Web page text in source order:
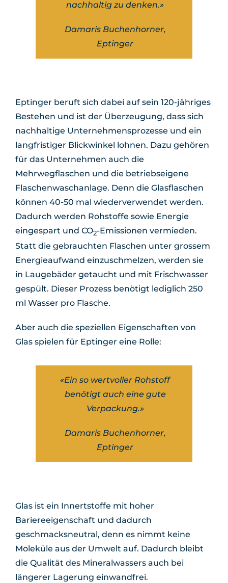
nachhaltig zu denken.»
Damaris Buchenhorner,
Eptinger
Eptinger beruft sich dabei auf sein 120-jähriges
Bestehen und ist der Überzeugung, dass sich
nachhaltige Unternehmensprozesse und ein
langfristiger Blickwinkel lohnen. Dazu gehören
für das Unternehmen auch die
Mehrwegflaschen und die betriebseigene
Flaschenwaschanlage. Denn die Glasflaschen
können 40-50 mal wiederverwendet werden.
Dadurch werden Rohstoffe sowie Energie
eingespart und CO2-Emissionen vermieden.
Statt die gebrauchten Flaschen unter grossem
Energieaufwand einzuschmelzen, werden sie
in Laugebäder getaucht und mit Frischwasser
gespült. Dieser Prozess benötigt lediglich 250
ml Wasser pro Flasche.
Aber auch die speziellen Eigenschaften von
Glas spielen für Eptinger eine Rolle:
«Ein so wertvoller Rohstoff
benötigt auch eine gute
Verpackung.»
Damaris Buchenhorner,
Eptinger
Glas ist ein Innertstoffe mit hoher
Bariereeigenschaft und dadurch
geschmacksneutral, denn es nimmt keine
Moleküle aus der Umwelt auf. Dadurch bleibt
die Qualität des Mineralwassers auch bei
längerer Lagerung einwandfrei.